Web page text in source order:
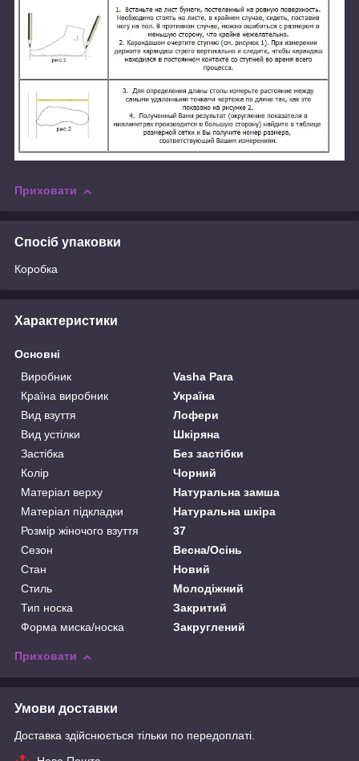
Приховати
Спосіб упаковки
Коробка
Характеристики
Основні
Виробник
Vasha Para
Країна виробник
Україна
Вид взуття
Лофери
Вид устілки
Шкіряна
Застібка
Без застібки
Колір
Чорний
Матеріал верху
Натуральна замша
Матеріал підкладки
Натуральна шкіра
Розмір жіночого взуття
37
Сезон
Весна/Осінь
Стан
Новий
Стиль
Молодіжний
Тип носка
Закритий
Форма миска/носка
Закруглений
Приховати
Умови доставки
Доставка здійснюється тільки по передоплаті.